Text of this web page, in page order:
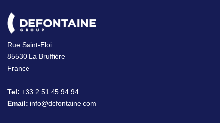
Rue Saint-Eloi
85530 La Bruffière
France
Tel: +33 2 51 45 94 94
Email: info@defontaine.com